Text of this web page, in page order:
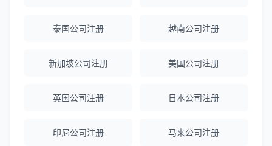
海外公司注册服务非常专业，顾问响应迅
越南公司注册全程指导，文件准备非常专
泰国公司注册 越南公司注册
新加坡公司注册 美国公司注册
英国公司注册 日本公司注册
印尼公司注册 马来公司注册